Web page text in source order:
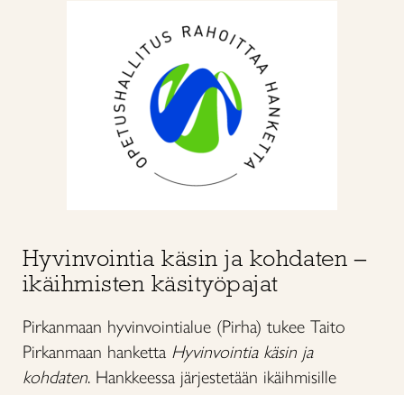
Hyvinvointia käsin ja kohdaten –
ikäihmisten käsityöpajat
Pirkanmaan hyvinvointialue (Pirha) tukee Taito
Pirkanmaan hanketta Hyvinvointia käsin ja
kohdaten. Hankkeessa järjestetään ikäihmisille